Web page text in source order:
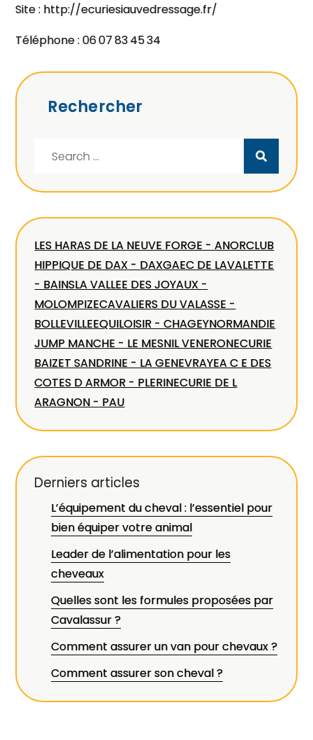
Site : http://ecuriesiauvedressage.fr/
Téléphone : 06 07 83 45 34
Rechercher
LES HARAS DE LA NEUVE FORGE - ANORCLUB
HIPPIQUE DE DAX - DAXGAEC DE LAVALETTE
- BAINSLA VALLEE DES JOYAUX -
MOLOMPIZECAVALIERS DU VALASSE -
BOLLEVILLEEQUILOISIR - CHAGEYNORMANDIE
JUMP MANCHE - LE MESNIL VENERONECURIE
BAIZET SANDRINE - LA GENEVRAYEA C E DES
COTES D ARMOR - PLERINECURIE DE L
ARAGNON - PAU
Derniers articles
L’équipement du cheval : l’essentiel pour
bien équiper votre animal
Leader de l’alimentation pour les
cheveaux
Quelles sont les formules proposées par
Cavalassur ?
Comment assurer un van pour chevaux ?
Comment assurer son cheval ?